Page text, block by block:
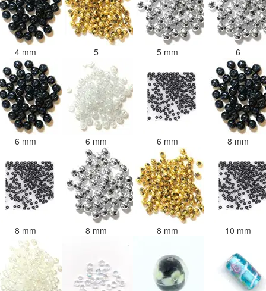
4 mm 5 5 mm 6
6 mm 6 mm 6 mm 8 mm
8 mm 8 mm 8 mm 10 mm